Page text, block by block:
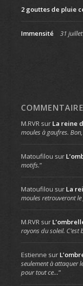
2 gouttes de pluie
Immensité 31
M.RVR sur La reine
moules à gaufres.
Matoufilou sur
motifs.”
Matoufilou sur La
moules retrouveront
M.RVR sur
rayons du soleil. C’est
Estienne sur
seulement à attaquer
pour tout ce…”